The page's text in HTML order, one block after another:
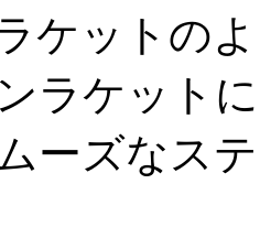
ケットの
ラケット
ーズなス